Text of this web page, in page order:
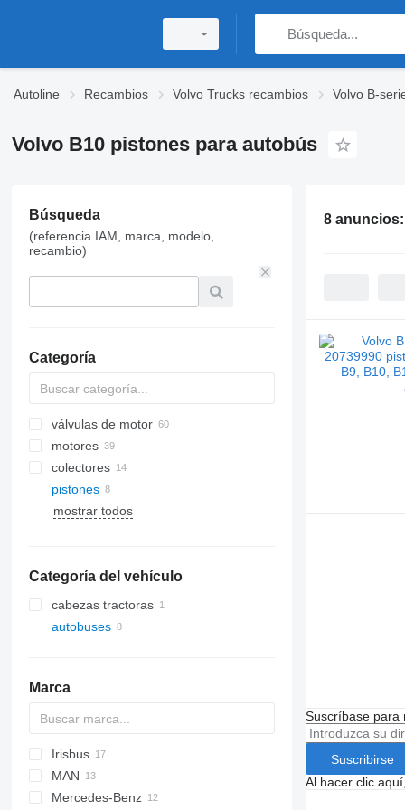
Autoline Recambios Volvo Trucks recambios Volvo B-
Volvo B10 pistones para autobús
Búsqueda
(referencia IAM, marca, modelo,
recambio)
Categoría
válvulas de motor
motores
colectores
pistones
mostrar todos
Categoría del vehículo
cabezas tractoras
autobuses
Marca
Irisbus
Axer
Citelis
MAN
A-series
Mercedes-Benz
8 anuncios:
Suscríbase para
Suscribirse
Al hacer clic